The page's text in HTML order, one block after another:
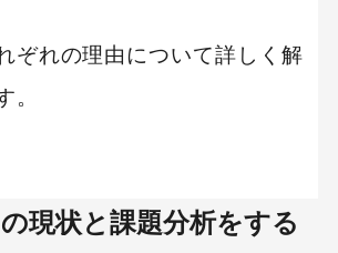
ぞれの理由について詳しく解
。
現状と課題分析をする